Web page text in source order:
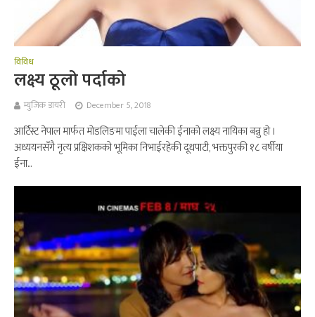
विविध
लक्ष्य ठूलो पर्दाको
म्युजिक डायरी December 5, 2018
आर्टिस्ट नेपाल मार्फत मोडलिङमा पाईला चालेकी ईनाको लक्ष्य नायिका बन्नु हो ।
अध्ययनसँगै नृत्य प्रक्षिशकको भूमिका निभाईरहेकी दूधपाटी, भक्तपुरकी १८ वर्षीया
ईना...